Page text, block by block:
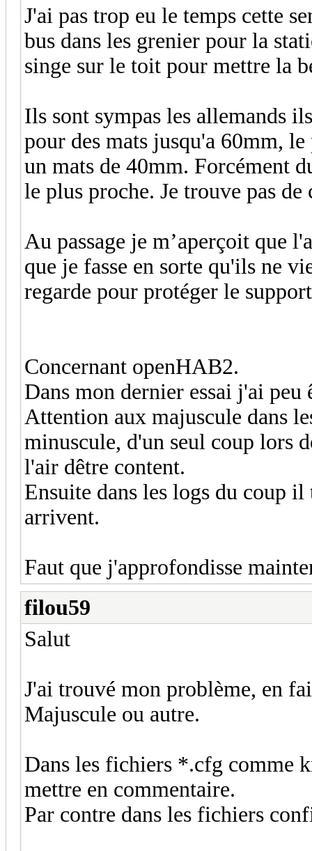
J'ai pas trop eu le temps cette
bus dans les grenier pour la
singe sur le toit pour mettre la
Ils sont sympas les allemands
pour des mats jusqu'a 60mm,
un mats de 40mm. Forcément
le plus proche. Je trouve pas
Au passage je m’aperçoit que
que je fasse en sorte qu'ils ne
regarde pour protéger le
Concernant openHAB2.
Dans mon dernier essai j'ai
Attention aux majuscule dans
minuscule, d'un seul coup lors
l'air dêtre content.
Ensuite dans les logs du coup
arrivent.
Faut que j'approfondisse
filou59
Salut
J'ai trouvé mon problème, en
Majuscule ou autre.
Dans les fichiers *.cfg comme
mettre en commentaire.
Par contre dans les fichiers